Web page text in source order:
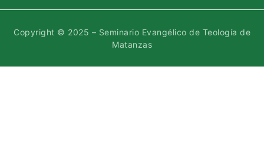
Copyright © 2025 – Seminario Evangélico de Teología de
Matanzas